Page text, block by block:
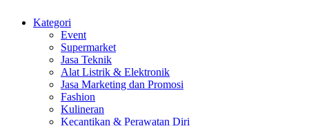
Kategori
Event
Supermarket
Jasa Teknik
Alat Listrik & Elektronik
Jasa Marketing dan Promosi
Fashion
Kulineran
Kecantikan & Perawatan Diri